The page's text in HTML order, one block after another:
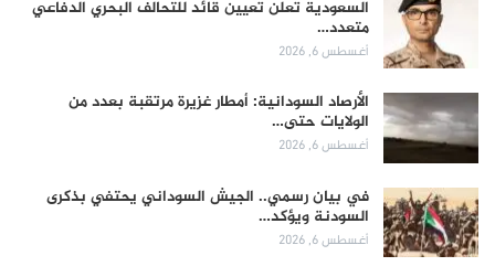
السعودية تعلن تعيين قائد للتحالف البحري الدفاعي
متعدد…
أغسطس 6, 2026
الأرصاد السودانية: أمطار غزيرة مرتقبة بعدد من
الولايات حتى…
أغسطس 6, 2026
في بيان رسمي.. الجيش السوداني يحتفي بذكرى
السودنة ويؤكد…
أغسطس 6, 2026